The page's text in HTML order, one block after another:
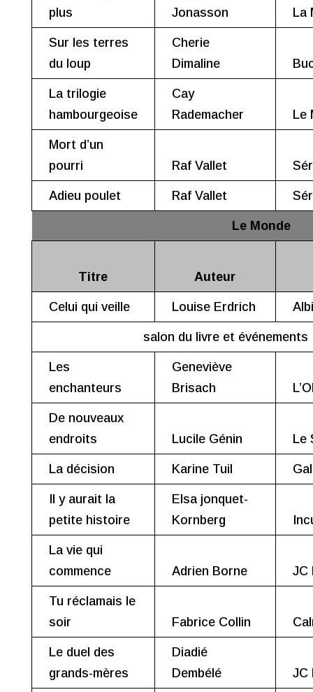
plus
Jonasson
La
Sur les terres
du loup
Cherie
Dimaline
La trilogie
hambourgeoise
Cay
Rademacher
Le
Mort d’un
pourri
Raf Vallet
Adieu poulet Raf Vallet
Le Monde
Titre Auteur
Celui qui veille Louise Erdrich
salon du livre et événements
Les
enchanteurs
Geneviève
Brisach
De nouveaux
endroits
Lucile Génin Le
La décision Karine Tuil
Il y aurait la
petite histoire
Elsa jonquet-
Kornberg
La vie qui
commence
Adrien Borne JC
Tu réclamais le
soir
Fabrice Collin
Le duel des
grands-mères
Diadié
Dembélé
JC